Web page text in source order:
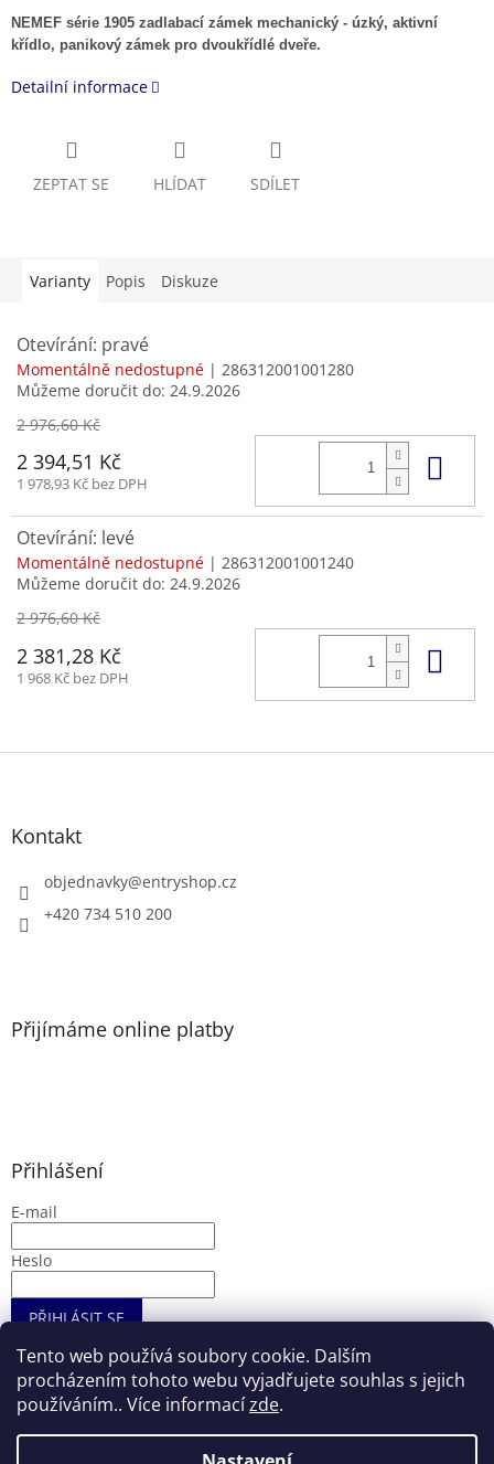
Tento web používá soubory cookie. Dalším
procházením tohoto webu vyjadřujete souhlas s jejich
používáním.. Více informacízde.
NEMEF série 1905 zadlabací zámek mechanický - úzký, aktivní
křídlo, panikový zámek pro dvoukřídlé dveře.
Detailní informace
ZEPTAT SE HLÍDAT SDÍLET
Varianty Popis Diskuze
Otevírání: pravé
Momentálně nedostupné | 286312001001280
Můžeme doručit do: 24.9.2026
2 976,60 Kč
2 394,51 Kč
1 978,93 Kč bez DPH
Otevírání: levé
Momentálně nedostupné | 286312001001240
Můžeme doručit do: 24.9.2026
2 976,60 Kč
2 381,28 Kč
1 968 Kč bez DPH
Z
Kontakt
objednavky@entryshop.cz
+420 734 510 200
Přijímáme online platby
Přihlášení
E-mail
Heslo
PŘIHLÁSIT SE
Nová registraceZapomenuté heslo